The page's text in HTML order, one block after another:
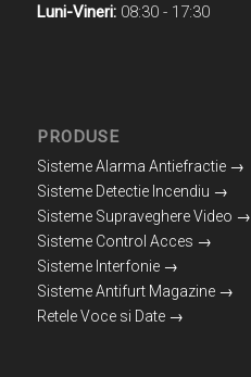
Luni-Vineri: 08:30 - 17:30
PRODUSE
Sisteme Alarma Antiefractie →
Sisteme Detectie Incendiu →
Sisteme Supraveghere Video →
Sisteme Control Acces →
Sisteme Interfonie →
Sisteme Antifurt Magazine →
Retele Voce si Date →